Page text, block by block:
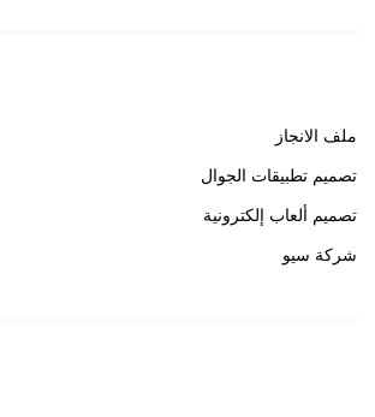
ملف الانجاز
تصميم تطبيقات الجوال
تصميم ألعاب إلكترونية
شركة سيو